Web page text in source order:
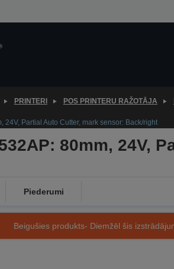
PRINTERI POS PRINTERU RAŽOTĀJA
24V, Partial Auto Cutter, mark sensor: Back/right
80mm, 24V,
Piederumi
Beigušies produkts- Diemžēl šis